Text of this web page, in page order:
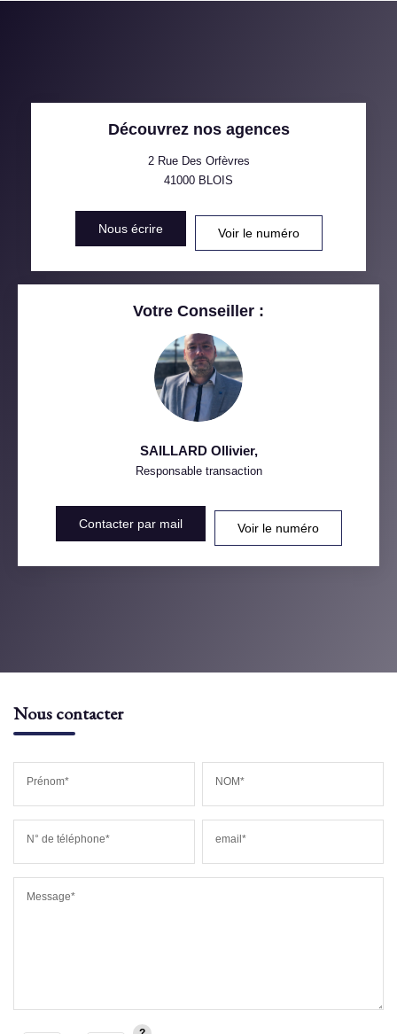
PART DES MÉNAGES SANS
VOITURE
ECOLES ET CRÈCHES
Découvrez nos agences
2 Rue Des Orfèvres
41000 BLOIS
Nous écrire Voir le numéro
Votre Conseiller :
SAILLARD Ollivier,
Responsable transaction
Contacter par mail Voir le numéro
Nous contacter
Prénom* NOM*
N° de téléphone* email*
Message*